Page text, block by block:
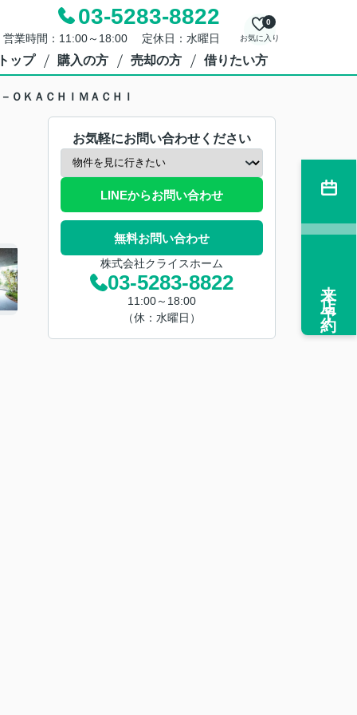
03-5283-8822
営業時間：11:00～18:00 定休日：水曜日 お気に入り
0
ップ 購入の方 売却の方 借りたい方
ＯＫＡＣＨＩＭＡＣＨＩ
お気軽にお問い合わせください
LINEからお問い合わせ
無料お問い合わせ
株式会社クライスホーム
03-5283-8822
11:00～18:00
（休：水曜日）
来店予約